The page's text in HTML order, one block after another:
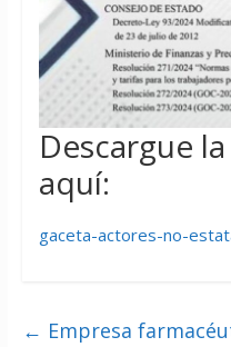
Descargue
aquí:
gaceta-actores-no-
← Empresa